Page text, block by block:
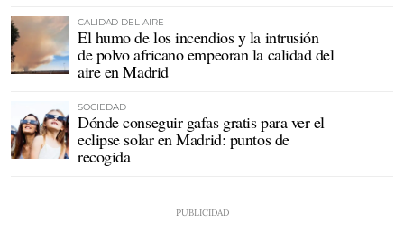
CALIDAD DEL AIRE
El humo de los incendios y la intrusión
de polvo africano empeoran la calidad del
aire en Madrid
SOCIEDAD
Dónde conseguir gafas gratis para ver el
eclipse solar en Madrid: puntos de
recogida